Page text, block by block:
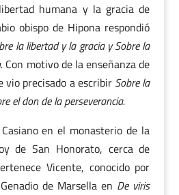
humana y la gracia de
obispo de Hipona respondió
la libertad y la gracia y Sobre la
Con motivo de la enseñanza de
vio precisado a escribir Sobre la
el don de la perseverancia.
en el monasterio de la
de San Honorato, cerca de
Vicente, conocido por
de Marsella en De viris